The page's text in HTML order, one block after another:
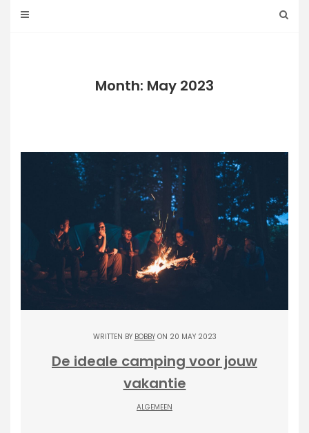
Month: May 2023
WRITTEN BY BOBBYON 20 MAY 2023
De ideale camping voor jouw
vakantie
ALGEMEEN